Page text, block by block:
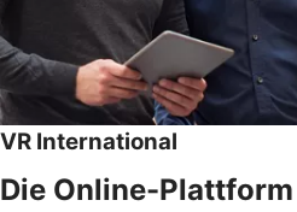
VR International
Die Online-